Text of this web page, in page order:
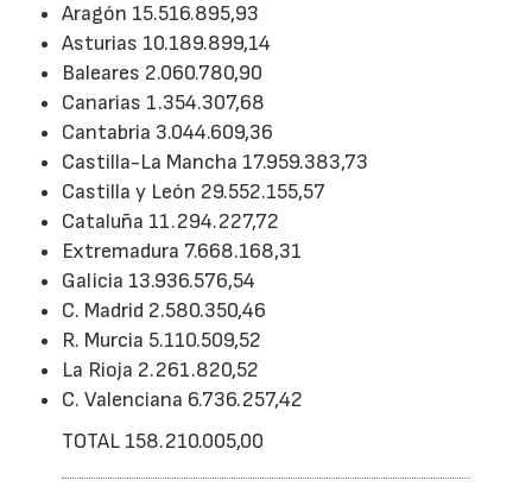
Aragón 15.516.895,93
Asturias 10.189.899,14
Baleares 2.060.780,90
Canarias 1.354.307,68
Cantabria 3.044.609,36
Castilla-La Mancha 17.959.383,73
Castilla y León 29.552.155,57
Cataluña 11.294.227,72
Extremadura 7.668.168,31
Galicia 13.936.576,54
C. Madrid 2.580.350,46
R. Murcia 5.110.509,52
La Rioja 2.261.820,52
C. Valenciana 6.736.257,42
TOTAL 158.210.005,00